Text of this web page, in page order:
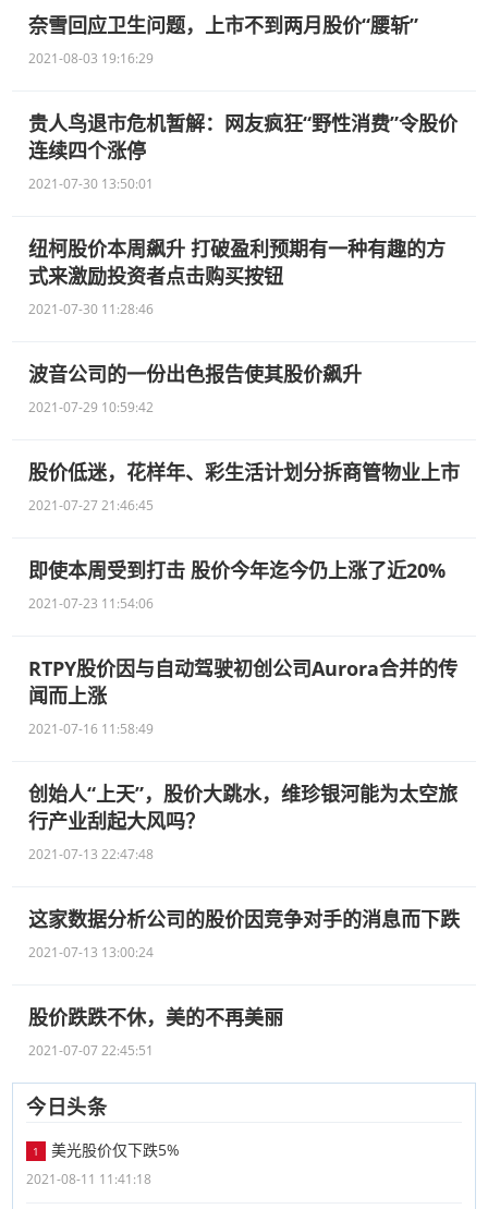
奈雪回应卫生问题，上市不到两月股价“腰斩”
2021-08-03 19:16:29
贵人鸟退市危机暂解：网友疯狂“野性消费”令股价
连续四个涨停
2021-07-30 13:50:01
纽柯股价本周飙升 打破盈利预期有一种有趣的方
式来激励投资者点击购买按钮
2021-07-30 11:28:46
波音公司的一份出色报告使其股价飙升
2021-07-29 10:59:42
股价低迷，花样年、彩生活计划分拆商管物业上市
2021-07-27 21:46:45
即使本周受到打击 股价今年迄今仍上涨了近20%
2021-07-23 11:54:06
RTPY股价因与自动驾驶初创公司Aurora合并的传
闻而上涨
2021-07-16 11:58:49
创始人“上天”，股价大跳水，维珍银河能为太空旅
行产业刮起大风吗？
2021-07-13 22:47:48
这家数据分析公司的股价因竞争对手的消息而下跌
2021-07-13 13:00:24
股价跌跌不休，美的不再美丽
2021-07-07 22:45:51
今日头条
1 美光股价仅下跌5%
2021-08-11 11:41:18